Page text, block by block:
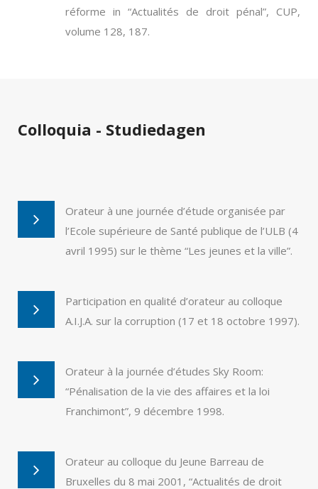
réforme in “Actualités de droit pénal”, CUP,
volume 128, 187.
Colloquia - Studiedagen
Orateur à une journée d’étude organisée par
l’Ecole supérieure de Santé publique de l’ULB (4
avril 1995) sur le thème “Les jeunes et la ville”.
Participation en qualité d’orateur au colloque
A.I.J.A. sur la corruption (17 et 18 octobre 1997).
Orateur à la journée d’études Sky Room:
“Pénalisation de la vie des affaires et la loi
Franchimont”, 9 décembre 1998.
Orateur au colloque du Jeune Barreau de
Bruxelles du 8 mai 2001, “Actualités de droit